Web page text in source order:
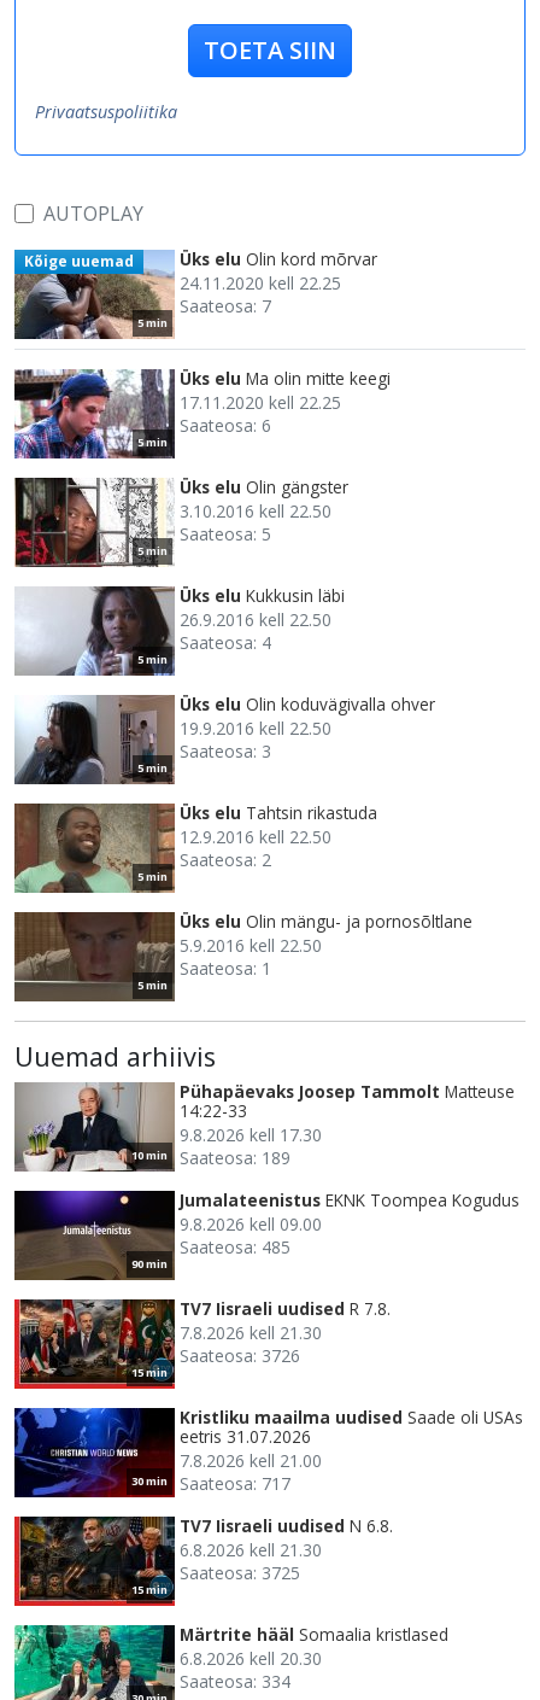
TOETA SIIN
Privaatsuspoliitika
AUTOPLAY
5 min
Kõige uuemad Üks elu Olin kord mõrvar
24.11.2020 kell 22.25
Saateosa: 7
5 min
Üks elu Ma olin mitte keegi
17.11.2020 kell 22.25
Saateosa: 6
5 min
Üks elu Olin gängster
3.10.2016 kell 22.50
Saateosa: 5
5 min
Üks elu Kukkusin läbi
26.9.2016 kell 22.50
Saateosa: 4
5 min
Üks elu Olin koduvägivalla ohver
19.9.2016 kell 22.50
Saateosa: 3
5 min
Üks elu Tahtsin rikastuda
12.9.2016 kell 22.50
Saateosa: 2
5 min
Üks elu Olin mängu- ja pornosõltlane
5.9.2016 kell 22.50
Saateosa: 1
Uuemad arhiivis
10 min
Pühapäevaks Joosep Tammolt Matteuse
14:22-33
9.8.2026 kell 17.30
Saateosa: 189
90 min
Jumalateenistus EKNK Toompea Kogudus
9.8.2026 kell 09.00
Saateosa: 485
15 min
TV7 Iisraeli uudised R 7.8.
7.8.2026 kell 21.30
Saateosa: 3726
30 min
Kristliku maailma uudised Saade oli USAs
eetris 31.07.2026
7.8.2026 kell 21.00
Saateosa: 717
15 min
TV7 Iisraeli uudised N 6.8.
6.8.2026 kell 21.30
Saateosa: 3725
Märtrite hääl Somaalia kristlased
6.8.2026 kell 20.30
Saateosa: 334